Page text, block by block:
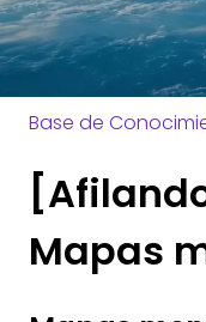
Base de
Mapas